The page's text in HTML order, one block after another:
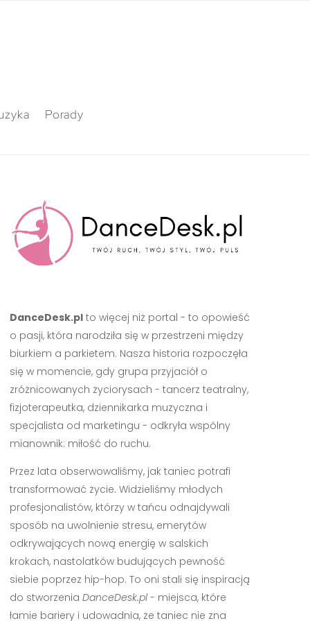
Porady
DanceDesk.plto więcej niż portal - to opowieść
o pasji, która narodziła się w przestrzeni między
biurkiem a parkietem. Nasza historia rozpoczęła
się w momencie, gdy grupa przyjaciół o
zróżnicowanych życiorysach - tancerz teatralny,
fizjoterapeutka, dziennikarka muzyczna i
specjalista od marketingu - odkryła wspólny
mianownik: miłość do ruchu.
Przez lata obserwowaliśmy, jak taniec potrafi
transformować życie. Widzieliśmy młodych
profesjonalistów, którzy w tańcu odnajdywali
sposób na uwolnienie stresu, emerytów
odkrywających nową energię w salskich
krokach, nastolatków budujących pewność
siebie poprzez hip-hop. To oni stali się inspiracją
do stworzenia DanceDesk.pl- miejsca, które
łamie bariery i udowadnia, że taniec nie zna